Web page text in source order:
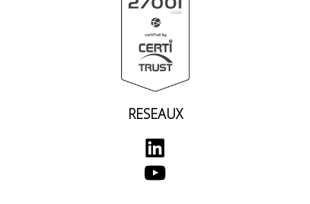
RESEAUX
LinkedIn
YouTube